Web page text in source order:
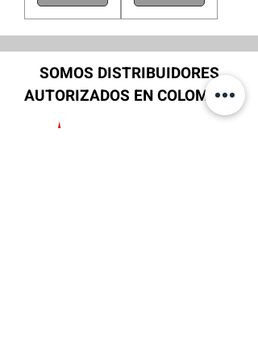
SOMOS DISTRIBUIDORES
AUTORIZADOS EN COLOMBIA